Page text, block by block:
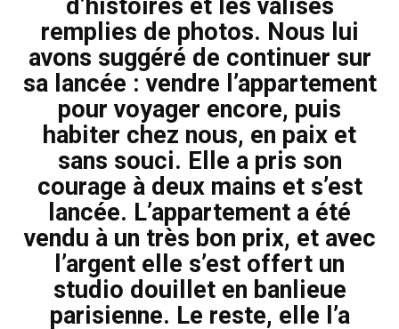
d’histoires et les valises
remplies de photos. Nous lui
avons suggéré de continuer sur
sa lancée : vendre l’appartement
pour voyager encore, puis
habiter chez nous, en paix et
sans souci. Elle a pris son
courage à deux mains et s’est
lancée. L’appartement a été
vendu à un très bon prix, et avec
l’argent elle s’est offert un
studio douillet en banlieue
parisienne. Le reste, elle l’a